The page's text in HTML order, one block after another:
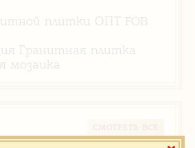
плитки ОПТ FOB
Гранитная плитка
мозаика